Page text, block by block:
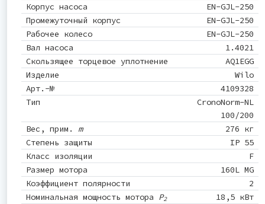
Корпус насоса
EN-GJL-250
Промежуточный корпус
EN-GJL-250
Рабочее колесо
EN-GJL-250
Вал насоса
1.4021
Скользящее торцевое уплотнение
AQ1EGG
Изделие
Wilo
Арт.-№
4109328
Тип
CronoNorm-NL
100/200
Вес, прим. m
276 кг
Степень защиты
IP 55
Класс изоляции
F
Размер мотора
160L MG
Коэффициент полярности
2
Номинальная мощность мотора P2
18,5 кВт